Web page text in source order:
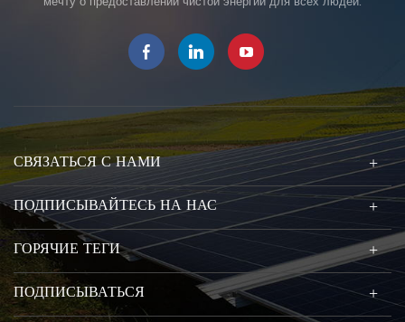
СВЯЗАТЬСЯ С НАМИ
ПОДПИСЫВАЙТЕСЬ НА НАС
ГОРЯЧИЕ ТЕГИ
ПОДПИСЫВАТЬСЯ